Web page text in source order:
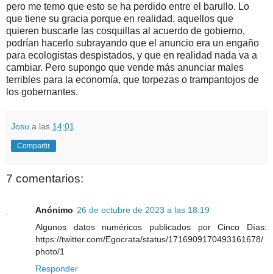
pero me temo que esto se ha perdido entre el barullo. Lo
que tiene su gracia porque en realidad, aquellos que
quieren buscarle las cosquillas al acuerdo de gobierno,
podrían hacerlo subrayando que el anuncio era un engaño
para ecologistas despistados, y que en realidad nada va a
cambiar. Pero supongo que vende más anunciar males
terribles para la economía, que torpezas o trampantojos de
los gobernantes.
Josu a las 14:01
Compartir
7 comentarios:
Anónimo 26 de octubre de 2023 a las 18:19
Algunos datos numéricos publicados por Cinco Días:
https://twitter.com/Egocrata/status/1716909170493161678/
photo/1
Responder